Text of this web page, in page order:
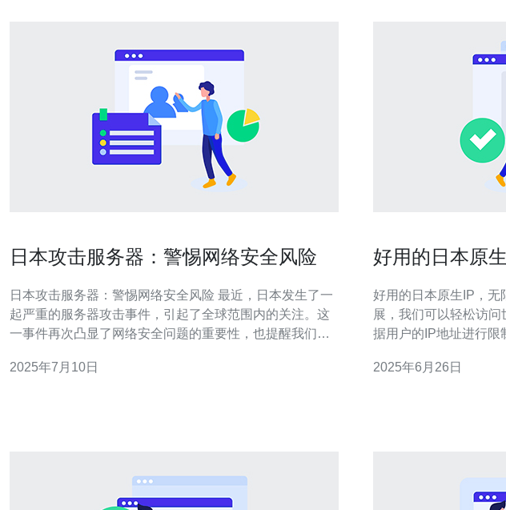
日本攻击服务器：警惕网络安全风险
日本攻击服务器：警惕网络安全风险 最近，日本发生了一
起严重的服务器攻击事件，引起了全球范围内的关注。这
一事件再次凸显了网络安全问题的重要性，也提醒我们在
用漏洞对服务器进行攻击，导致了大量数据泄露和系统瘫
2025年7月10日
好用的日本原
好用的日本原生IP，无限畅游日
展，我们可以轻松访
据用户的IP地址进行限
IP，让您无限畅游日本网站。 日本原生IP是指
2025年6月26日